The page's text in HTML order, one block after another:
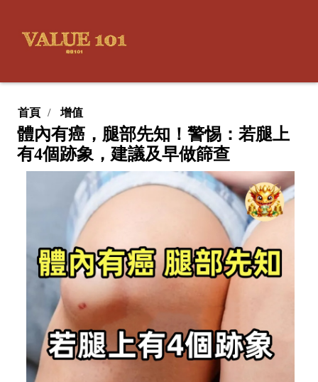
首頁 增值
體內有癌，腿部先知！警惕：若腿上
有4個跡象，建議及早做篩查